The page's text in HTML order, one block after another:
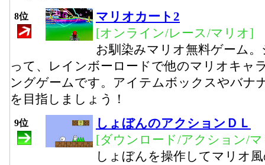
8位
マリオカート2
[オンライン/レース/マリオ]
お馴染みマリオ無料ゲーム
って、レインボーロードで他のマリオキャ
ングゲームです。アイテムボックスやバナ
を目指しましょう！
9位
しょぼんのアクションＤＬ
[ダウンロード/アクション/
しょぼんを操作してマリオ